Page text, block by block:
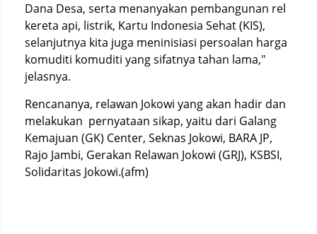
Dana Desa, serta menanyakan pembangunan rel
kereta api, listrik, Kartu Indonesia Sehat (KIS),
selanjutnya kita juga meninisiasi persoalan harga
komuditi komuditi yang sifatnya tahan lama,"
jelasnya.
Rencananya, relawan Jokowi yang akan hadir dan
melakukan pernyataan sikap, yaitu dari Galang
Kemajuan (GK) Center, Seknas Jokowi, BARA JP,
Rajo Jambi, Gerakan Relawan Jokowi (GRJ), KSBSI,
Solidaritas Jokowi.(afm)